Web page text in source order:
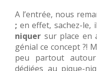
A l’entrée, nous
; en effet, sachez-le,
niquer sur place en
génial ce concept ?!
peu partout autour
dédiées au pique-